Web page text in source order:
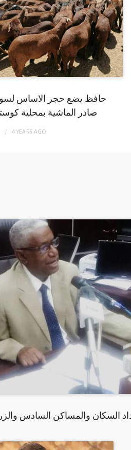
حافظ يضع حجر الاساس
صادر الماشية بمحلية
4 YEARS AGO
السكان والمساكن السادس